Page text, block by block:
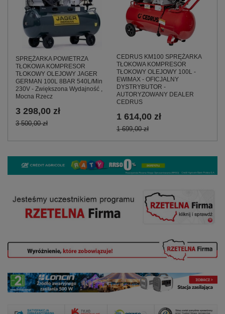
SPRĘŻARKA POWIETRZA
TŁOKOWA KOMPRESOR
TŁOKOWY OLEJOWY JAGER
GERMAN 100L 8BAR 540L/Min
230V - Zwiększona Wydajność ,
Mocna Rzecz
3 298,00 zł
3 500,00 zł
CEDRUS KM100 SPRĘŻARKA
TŁOKOWA KOMPRESOR
TŁOKOWY OLEJOWY 100L -
EWIMAX - OFICJALNY
DYSTRYBUTOR -
AUTORYZOWANY DEALER
CEDRUS
1 614,00 zł
1 699,00 zł